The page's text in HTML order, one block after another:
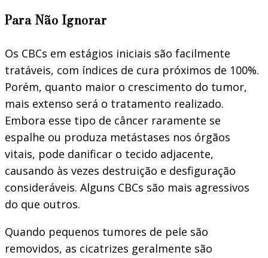
Para Não Ignorar
Os CBCs em estágios iniciais são facilmente
tratáveis, com índices de cura próximos de 100%.
Porém, quanto maior o crescimento do tumor,
mais extenso será o tratamento realizado.
Embora esse tipo de câncer raramente se
espalhe ou produza metástases nos órgãos
vitais, pode danificar o tecido adjacente,
causando às vezes destruição e desfiguração
consideráveis. Alguns CBCs são mais agressivos
do que outros.
Quando pequenos tumores de pele são
removidos, as cicatrizes geralmente são